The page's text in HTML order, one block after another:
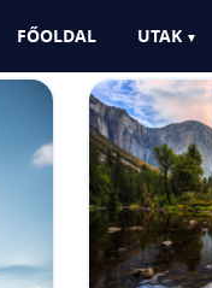
FŐOLDAL UTAK